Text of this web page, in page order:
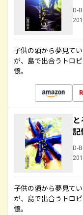
D-
子供の頃から夢見て
が、島で出合うトロ
憶。
D-
子供の頃から夢見て
が、島で出合うトロ
憶。